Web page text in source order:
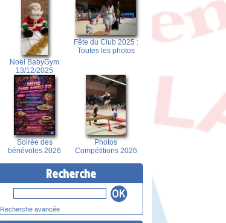
Noël BabyGym
13/12/2025
Fête du Club 2025 :
Toutes les photos
Soirée des
bénévoles 2026
Photos
Compétitions 2026
Recherche
Recherche avancée